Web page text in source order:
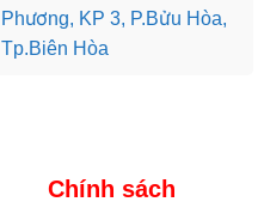
Phương, KP 3, P.Bửu Hòa,
Tp.Biên Hòa
Chính sách